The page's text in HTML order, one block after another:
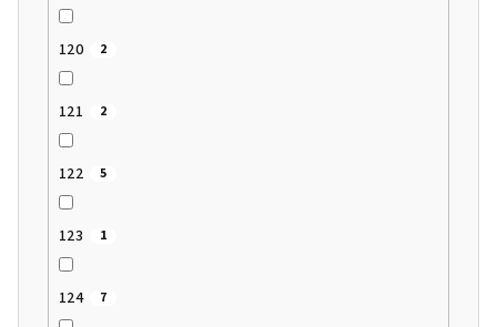
120 2
121 2
122 5
123 1
124 7